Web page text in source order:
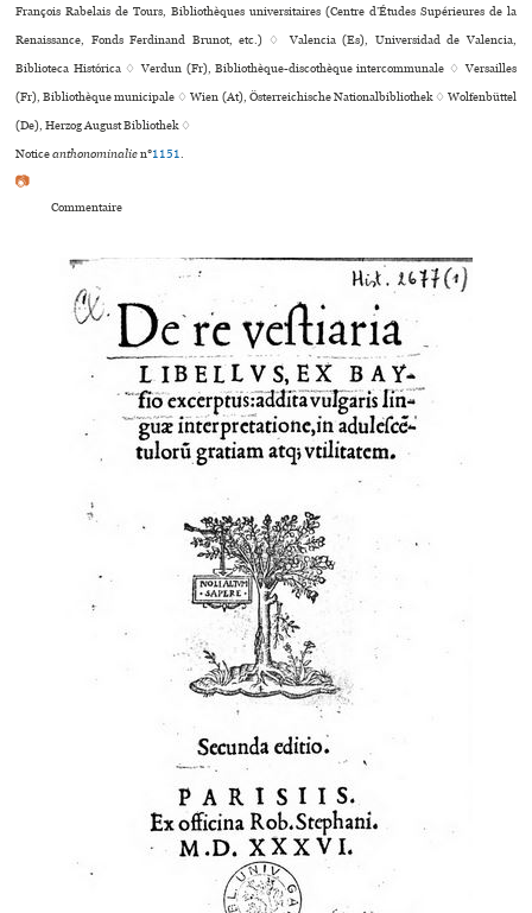
François Rabelais de Tours, Bibliothèques uni­ver­si­tai­res (Centre d’Études Supérieures de la
Renaissance, Fonds Ferdinand Brunot, etc.) ♢ Valencia (Es), Universidad de Valencia,
Biblioteca Histórica ♢ Verdun (Fr), Bibliothèque-dis­co­thè­que inter­com­mu­nale ♢ Versailles
(Fr), Bibliothèque muni­ci­pale ♢ Wien (At), Österreichische Nationalbibliothek ♢ Wolfenbüttel
(De), Herzog August Bibliothek ♢
Noticeanthonominalien°1151.
📷
Commentaire